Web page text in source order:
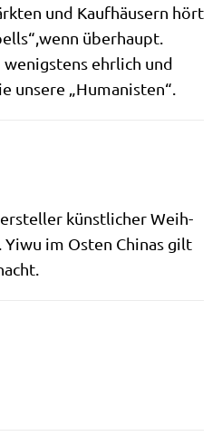
und Kauf­häu­sern hört
überhaupt.
ehr­lich und
unse­re „Huma­ni­sten“.
künst­li­cher Weih­
Yiwu im Osten Chi­nas gilt